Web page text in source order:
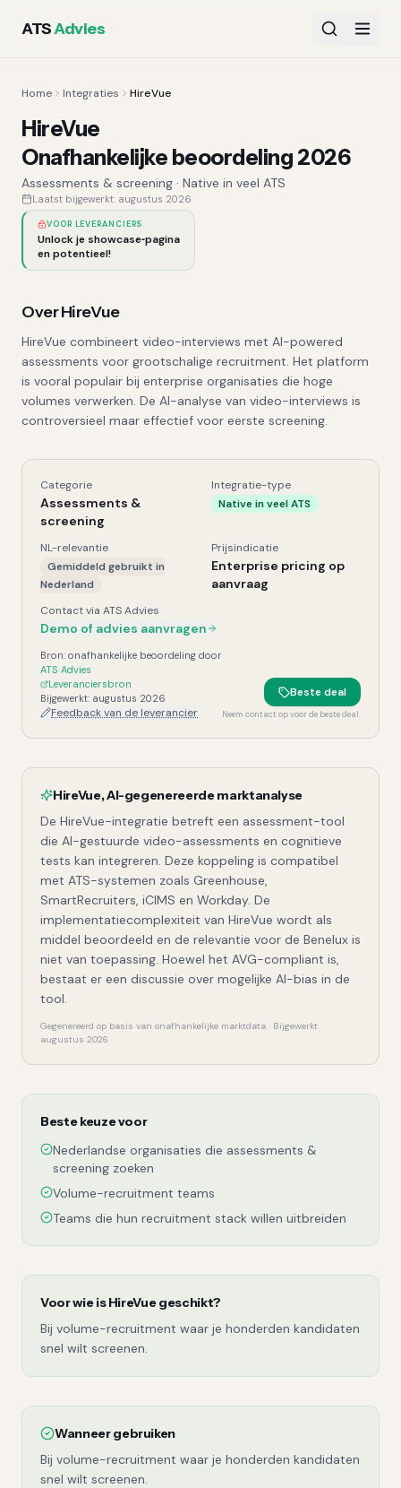
ATSAdvies
Home Integraties HireVue
HireVue
Onafhankelijke beoordeling 2026
Assessments & screening · Native in veel ATS
Laatst bijgewerkt: augustus 2026
VOOR LEVERANCIERS
Unlock je showcase‑pagina
en potentieel!
OverHireVue
HireVue combineert video-interviews met AI-powered
assessments voor grootschalige recruitment. Het platform
is vooral populair bij enterprise organisaties die hoge
volumes verwerken. De AI-analyse van video-interviews is
controversieel maar effectief voor eerste screening.
HireVue, Kerngegevens
Categorie
Assessments &
screening
Integratie-type
Native in veel ATS
NL-relevantie
Gemiddeld gebruikt in
Nederland
Prijsindicatie
Enterprise pricing op
aanvraag
Contact via ATS Advies
Demo of advies aanvragen
Bron: onafhankelijke beoordeling door
ATS Advies
Leveranciersbron
Bijgewerkt: augustus 2026
Feedback van de leverancier
Beste deal
Neem contact op voor de beste deal.
HireVue,AI-gegenereerde marktanalyse
De HireVue-integratie betreft een assessment-tool
die AI-gestuurde video-assessments en cognitieve
tests kan integreren. Deze koppeling is compatibel
met ATS-systemen zoals Greenhouse,
SmartRecruiters, iCIMS en Workday. De
implementatiecomplexiteit van HireVue wordt als
middel beoordeeld en de relevantie voor de Benelux is
niet van toepassing. Hoewel het AVG-compliant is,
bestaat er een discussie over mogelijke AI-bias in de
tool.
Gegenereerd op basis van onafhankelijke marktdata · Bijgewerkt
augustus 2026
Beste keuze voor
Nederlandse organisaties die assessments &
screening zoeken
Volume-recruitment teams
Teams die hun recruitment stack willen uitbreiden
Voor wie isHireVuegeschikt?
Bij volume-recruitment waar je honderden kandidaten
snel wilt screenen.
Wanneer gebruiken
Bij volume-recruitment waar je honderden kandidaten
snel wilt screenen.